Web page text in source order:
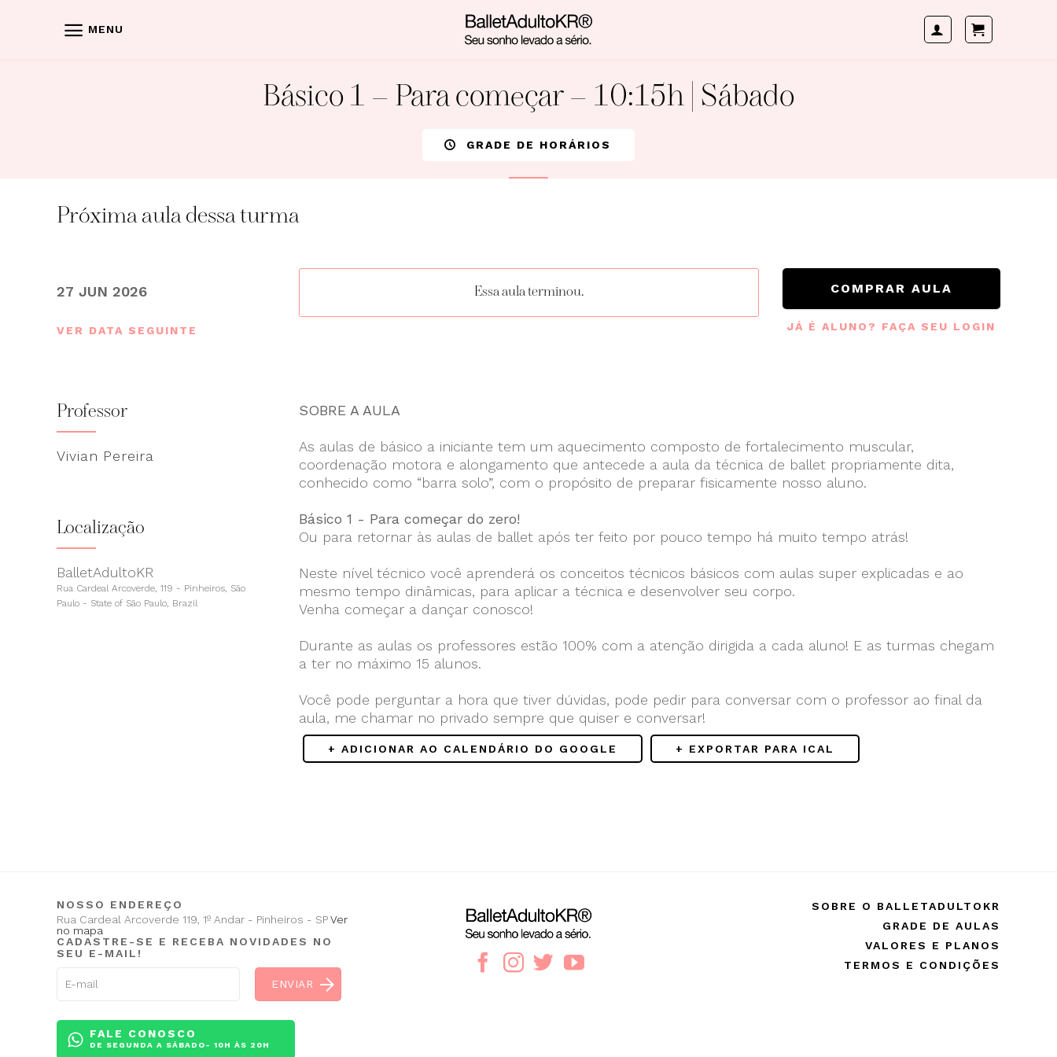
MENU
Básico 1 – Para começar – 10:15h | Sábado
GRADE DE HORÁRIOS
Próxima aula dessa turma
27 JUN 2026
VER DATA SEGUINTE
Essa aula terminou. COMPRAR AULA
JÁ É ALUNO? FAÇA SEU LOGIN
Professor
Vivian Pereira
Localização
BalletAdultoKR
Rua Cardeal Arcoverde, 119 - Pinheiros, São
Paulo - State of São Paulo, Brazil
SOBRE A AULA
As aulas de básico a iniciante tem um aquecimento composto de fortalecimento muscular,
coordenação motora e alongamento que antecede a aula da técnica de ballet propriamente dita,
conhecido como “barra solo”, com o propósito de preparar fisicamente nosso aluno.
Básico 1 - Para começar do zero!
Ou para retornar às aulas de ballet após ter feito por pouco tempo há muito tempo atrás!
Neste nível técnico você aprenderá os conceitos técnicos básicos com aulas super explicadas e ao
mesmo tempo dinâmicas, para aplicar a técnica e desenvolver seu corpo.
Venha começar a dançar conosco!
Durante as aulas os professores estão 100% com a atenção dirigida a cada aluno! E as turmas chegam
a ter no máximo 15 alunos.
Você pode perguntar a hora que tiver dúvidas, pode pedir para conversar com o professor ao final da
aula, me chamar no privado sempre que quiser e conversar!
+ ADICIONAR AO CALENDÁRIO DO GOOGLE + EXPORTAR PARA ICAL
NOSSO ENDEREÇO
Rua Cardeal Arcoverde 119, 1º Andar - Pinheiros - SPVer
no mapa
CADASTRE-SE E RECEBA NOVIDADES NO
SEU E-MAIL!
FALE CONOSCO
DE SEGUNDA A SÁBADO- 10H ÀS 20H
SOBRE O BALLETADULTOKR
GRADE DE AULAS
VALORES E PLANOS
TERMOS E CONDIÇÕES